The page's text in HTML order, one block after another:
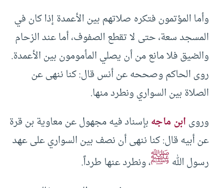
وأما المؤتمون فتكره صلاتهم بين الأعمدة إذا كان في
المسجد سعة، حتى لا تقطع الصفوف، أما عند الزحام
والضيق فلا مانع من أن يصلي المأمومون بين الأعمدة.
روى الحاكم وصححه عن أنس قال: كنا ننهى عن
الصلاة بين السواري ونطرد منها.
وروىابن ماجهبإسناد فيه مجهول عن معاوية بن قرة
عن أبيه قال: كنا ننهى أن نصف بين السواري على عهد
رسول اللهﷺ، ونطرد عنها طرداً.